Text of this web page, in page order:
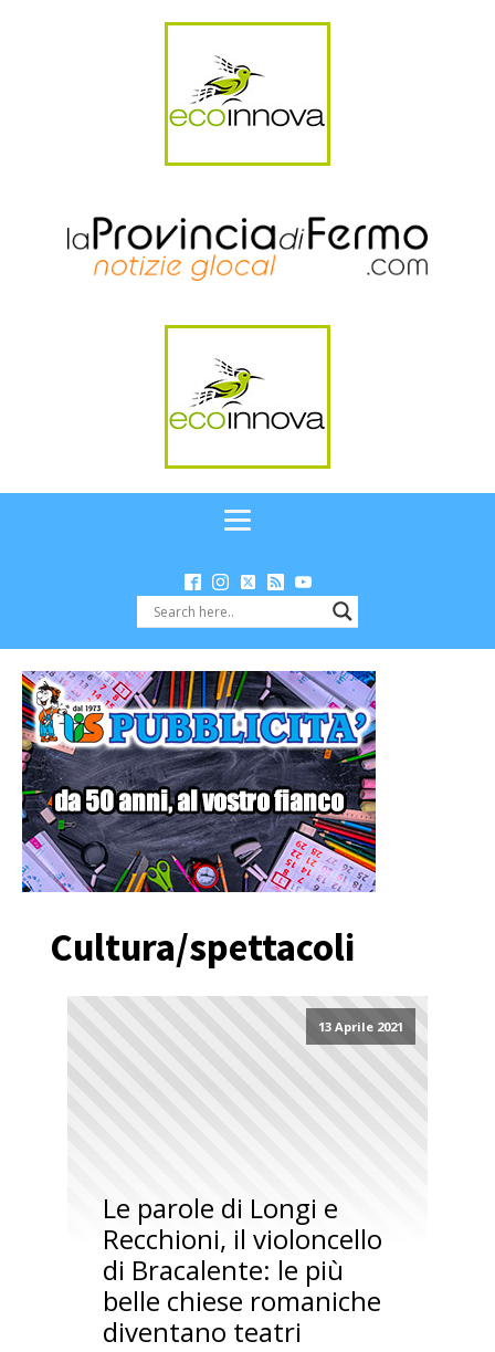
Cultura/spettacoli
13 Aprile 2021
Le parole di Longi e
Recchioni, il violoncello
di Bracalente: le più
belle chiese romaniche
diventano teatri